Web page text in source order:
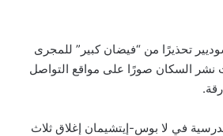
تحذيرًا من “فيضان كبير” للمجرى
نشر السكان صورًا على مواقع التواصل
في لا بوس-إيتشيمان إغلاق ثلاث